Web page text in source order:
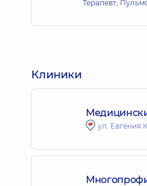
Терапевт;
Клиники
ул. Евгения